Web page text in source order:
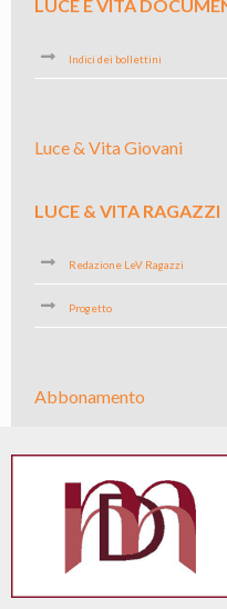
LUCE E VITA
Indici dei bollettini
Luce & Vita Giovani
LUCE & VITA RAGAZZI
Redazione LeV Ragazzi
Progetto
Abbonamento